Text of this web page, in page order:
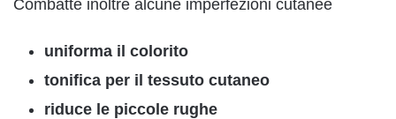
Combatte inoltre alcune imperfezioni cutanee
uniforma il colorito
tonifica per il tessuto cutaneo
riduce le piccole rughe